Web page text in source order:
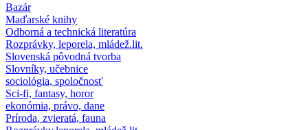
Bazár
Maďarské knihy
Odborná a technická literatúra
Rozprávky, leporela, mládež.lit.
Slovenská pôvodná tvorba
Slovníky, učebnice
sociológia, spoločnosť
Sci-fi, fantasy, horor
ekonómia, právo, dane
Príroda, zvieratá, fauna